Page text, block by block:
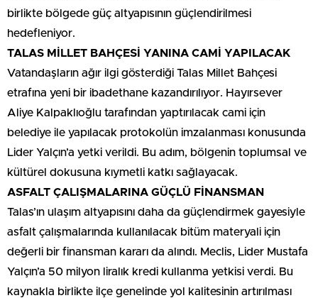
birlikte bölgede güç altyapısının güçlendirilmesi
hedefleniyor.
TALAS MİLLET BAHÇESİ YANINA CAMİ YAPILACAK
Vatandaşların ağır ilgi gösterdiği Talas Millet Bahçesi
etrafına yeni bir ibadethane kazandırılıyor. Hayırsever
Aliye Kalpaklıoğlu tarafından yaptırılacak cami için
belediye ile yapılacak protokolün imzalanması konusunda
Lider Yalçın’a yetki verildi. Bu adım, bölgenin toplumsal ve
kültürel dokusuna kıymetli katkı sağlayacak.
ASFALT ÇALIŞMALARINA GÜÇLÜ FİNANSMAN
Talas’ın ulaşım altyapısını daha da güçlendirmek gayesiyle
asfalt çalışmalarında kullanılacak bitüm materyali için
değerli bir finansman kararı da alındı. Meclis, Lider Mustafa
Yalçın’a 50 milyon liralık kredi kullanma yetkisi verdi. Bu
kaynakla birlikte ilçe genelinde yol kalitesinin artırılması